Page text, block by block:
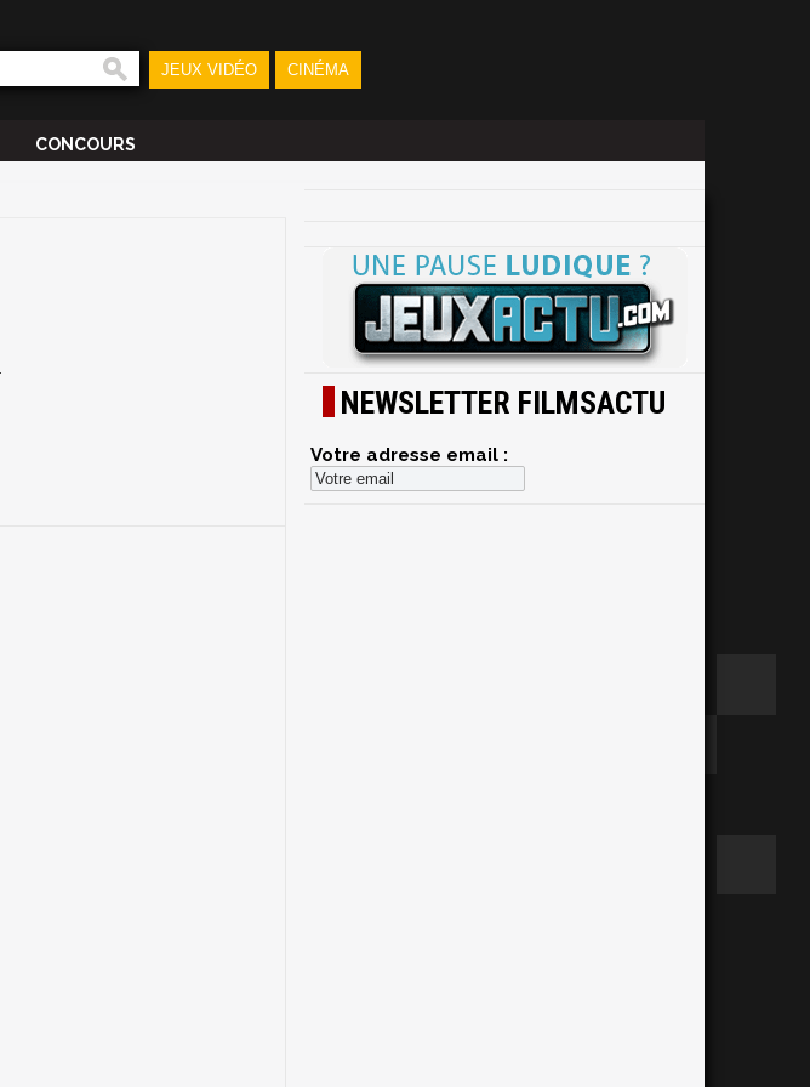
JEUX VIDÉO CINÉMA
CONCOURS
NEWSLETTER FILMSACTU
Votre adresse email :